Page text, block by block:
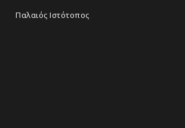
Παλαιός Ιστότοπος